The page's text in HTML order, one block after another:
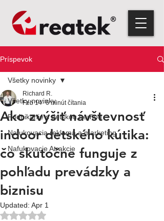
Príspevok
Všetky novinky
Podnikanie s detskou herňou
Nafukovacia reklama a marketing
Nafukovacie Atrakcie
Všetky novinky
Ako zvýšiť návštevnosť
indoor detského kútika:
čo skutočne funguje z
pohľadu prevádzky a
biznisu
Richard R.
Feb 14 6 minút čítania
Updated: Apr 1
Hodnotenie NaN z 5 hviezdičiek.